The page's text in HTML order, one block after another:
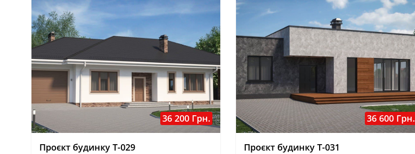
36 200 Грн.
Проєкт будинку T-029
36 600 Грн.
Проєкт будинку T-031